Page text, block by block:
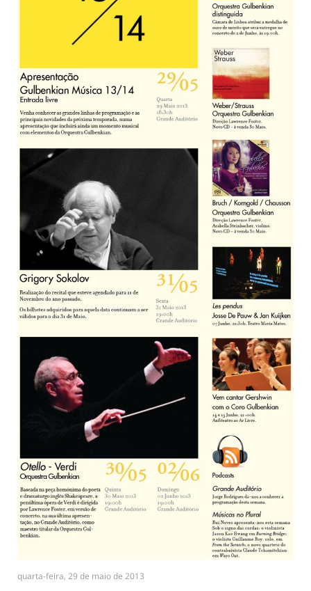
quarta-feira, 29 de maio de 2013